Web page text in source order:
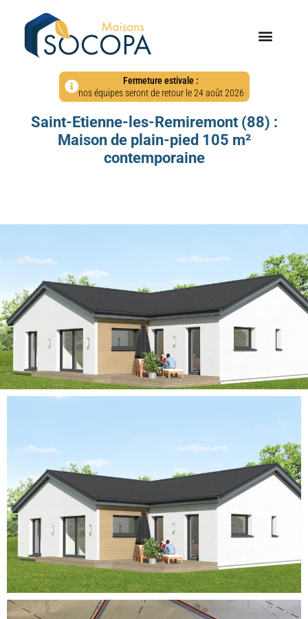
Fermeture estivale :
nos équipes seront de retour le 24 août 2026
Saint-Etienne-les-Remiremont (88) :
Maison de plain-pied 105 m²
contemporaine